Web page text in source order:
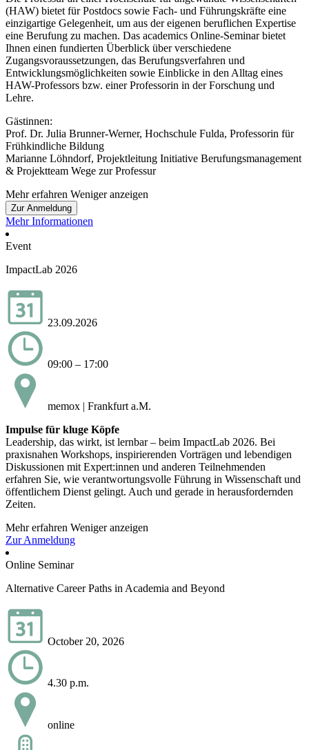
(HAW) bietet für Postdocs sowie Fach- und Führungskräfte eine
einzigartige Gelegenheit, um aus der eigenen beruflichen Expertise
eine Berufung zu machen. Das academics Online-Seminar bietet
Ihnen einen fundierten Überblick über verschiedene
Zugangsvoraussetzungen, das Berufungsverfahren und
Entwicklungsmöglichkeiten sowie Einblicke in den Alltag eines
HAW-Professors bzw. einer Professorin in der Forschung und
Lehre.
Gästinnen:
Prof. Dr. Julia Brunner-Werner, Hochschule Fulda, Professorin für
Frühkindliche Bildung
Marianne Löhndorf, Projektleitung Initiative Berufungsmanagement
& Projektteam Wege zur Professur
Mehr erfahren Weniger anzeigen
Zur Anmeldung
Mehr Informationen
Event
ImpactLab 2026
23.09.2026
09:00 – 17:00
memox | Frankfurt a.M.
Impulse für kluge Köpfe
Leadership, das wirkt, ist lernbar – beim ImpactLab 2026. Bei
praxisnahen Workshops, inspirierenden Vorträgen und lebendigen
Diskussionen mit Expert:innen und anderen Teilnehmenden
erfahren Sie, wie verantwortungsvolle Führung in Wissenschaft und
öffentlichem Dienst gelingt. Auch und gerade in herausfordernden
Zeiten.
Mehr erfahren Weniger anzeigen
Zur Anmeldung
Online Seminar
Alternative Career Paths in Academia and Beyond
October 20, 2026
4.30 p.m.
online